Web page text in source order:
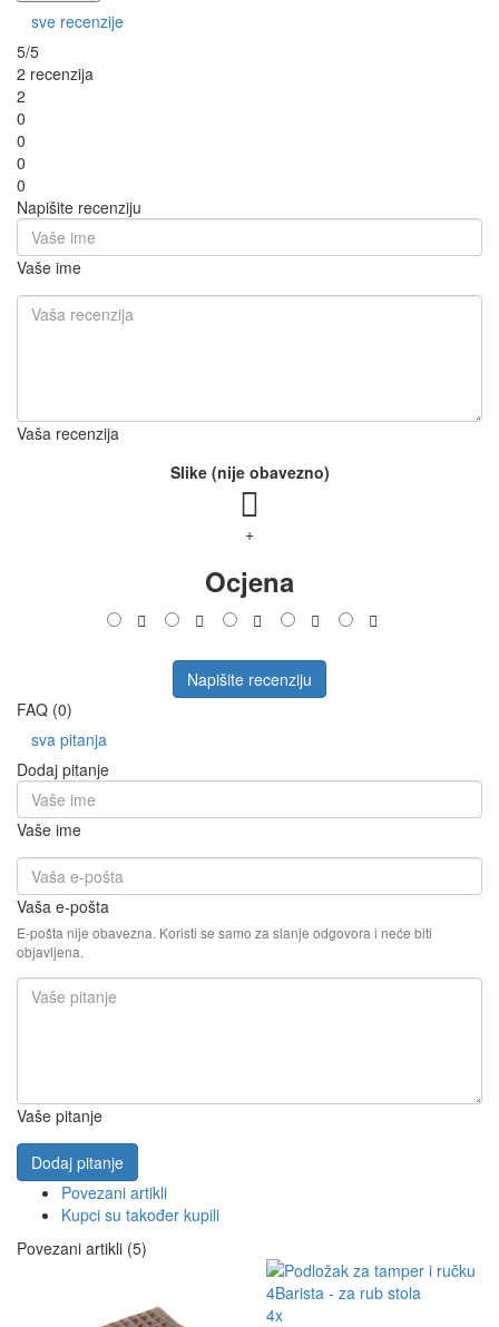
sve recenzije
5/5
2 recenzija
2
0
0
0
0
Napišite recenziju
Vaše ime
Vaša recenzija
Slike (nije obavezno)
+
Ocjena
Napišite recenziju
FAQ (0)
sva pitanja
Dodaj pitanje
Vaše ime
Vaša e-pošta
E-pošta nije obavezna. Koristi se samo za slanje odgovora i neće biti
objavljena.
Vaše pitanje
Dodaj pitanje
Povezani artikli
Kupci su također kupili
Povezani artikli (5)
4x